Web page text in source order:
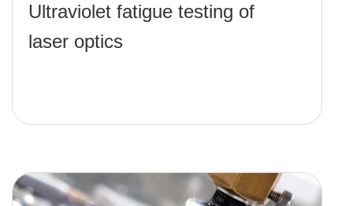
Ultraviolet fatigue testing of
laser optics